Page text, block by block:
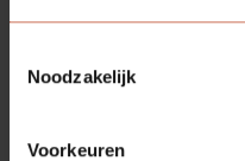
Noodzakelijk
Voorkeuren
De
verhuist
om